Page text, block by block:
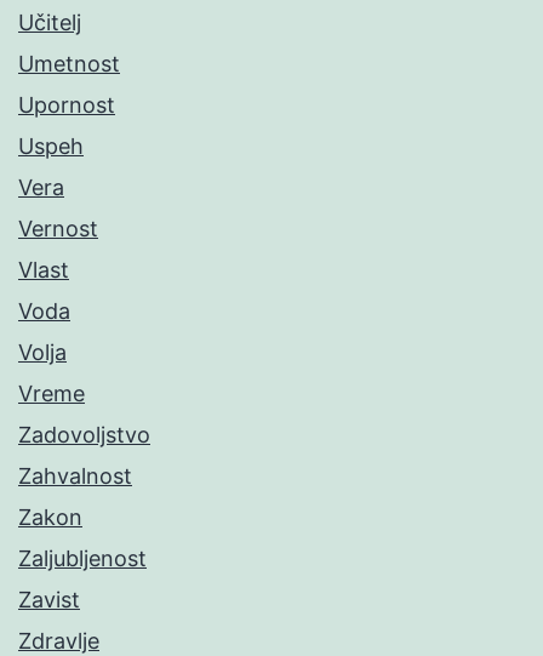
Učitelj
Umetnost
Upornost
Uspeh
Vera
Vernost
Vlast
Voda
Volja
Vreme
Zadovoljstvo
Zahvalnost
Zakon
Zaljubljenost
Zavist
Zdravlje